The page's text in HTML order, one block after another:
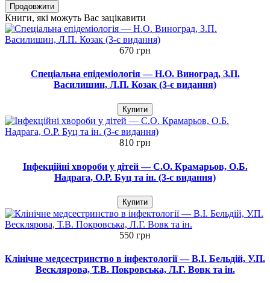
Продовжити
Книги, які можуть Вас зацікавити
670 грн
Спеціальна епідеміологія — Н.О. Виноград, З.П.
Василишин, Л.П. Козак (3-є видання)
Купити
810 грн
Інфекційні хвороби у дітей — С.О. Крамарьов, О.Б.
Надрага, О.Р. Буц та ін. (3-є видання)
Купити
550 грн
Клінічне медсестринство в інфектології — В.I. Бельдій, У.П.
Весклярова, Т.В. Покровська, Л.Г. Вовк та ін.